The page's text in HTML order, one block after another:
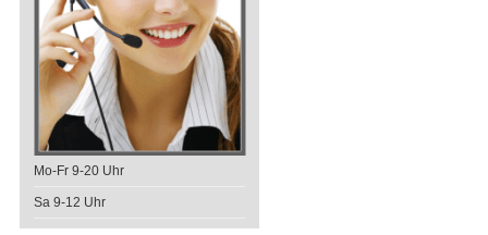
Mo-Fr 9-20 Uhr
Sa 9-12 Uhr